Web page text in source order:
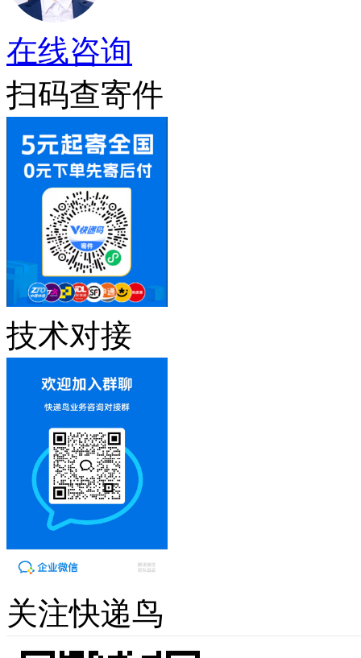
在线咨询
扫码查寄件
技术对接
关注快递鸟